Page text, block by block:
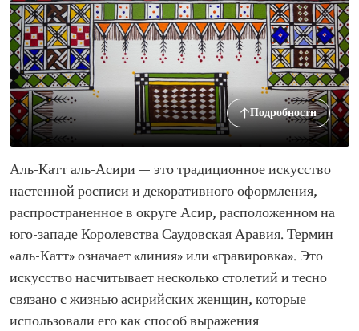
Подробности
Аль-Катт аль-Асири — это традиционное искусство
настенной росписи и декоративного оформления,
распространенное в округе Асир, расположенном на
юго-западе Королевства Саудовская Аравия. Термин
«аль-Катт» означает «линия» или «гравировка». Это
искусство насчитывает несколько столетий и тесно
связано с жизнью асирийских женщин, которые
использовали его как способ выражения